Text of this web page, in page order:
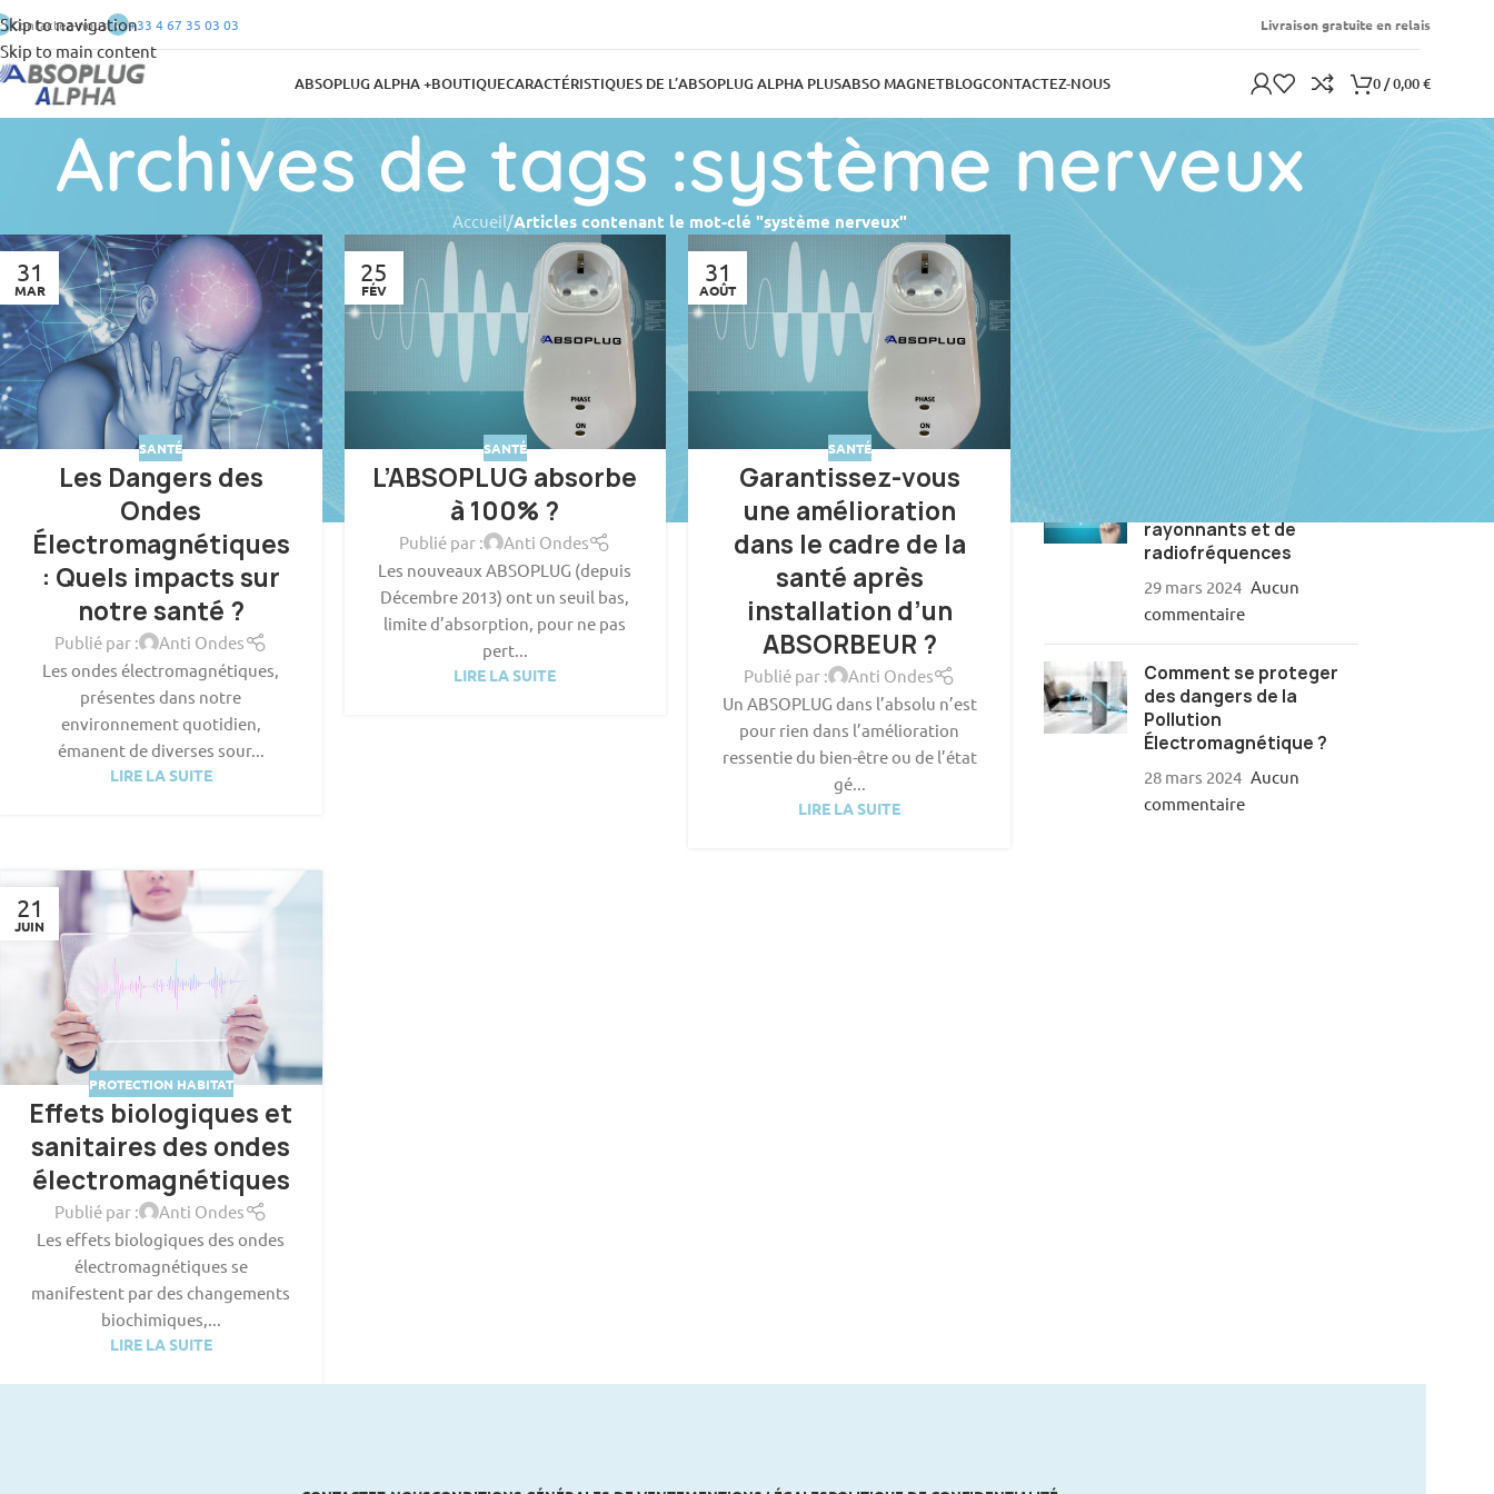
Skip to navigation
Skip to main content
Contactez-nous +33 4 67 35 03 03 Livraison gratuite en relais
ABSOPLUG ALPHA +BOUTIQUECARACTÉRISTIQUES DE L’ABSOPLUG ALPHA PLUSABSO MAGNETBLOGCONTACTEZ-NOUS 0 /0,00€
Archives de tags :système nerveux
Accueil/Articles contenant le mot-clé "système nerveux"
31
MAR
SANTÉ
Les Dangers des
Ondes
Électromagnétiques
: Quels impacts sur
notre santé ?
Publié par :
Anti Ondes
Les ondes électromagnétiques,
présentes dans notre
environnement quotidien,
émanent de diverses sour...
LIRE LA SUITE
25
FÉV
SANTÉ
L’ABSOPLUG absorbe
à 100% ?
Publié par :
Anti Ondes
Les nouveaux ABSOPLUG (depuis
Décembre 2013) ont un seuil bas,
limite d’absorption, pour ne pas
pert...
LIRE LA SUITE
31
AOÛT
SANTÉ
Garantissez-vous
une amélioration
dans le cadre de la
santé après
installation d’un
ABSORBEUR ?
Publié par :
Anti Ondes
Un ABSOPLUG dans l’absolu n’est
pour rien dans l’amélioration
ressentie du bien-être ou de l’état
gé...
LIRE LA SUITE
21
JUIN
PROTECTION HABITAT
Effets biologiques et
sanitaires des ondes
électromagnétiques
Publié par :
Anti Ondes
Les effets biologiques des ondes
électromagnétiques se
manifestent par des changements
biochimiques,...
LIRE LA SUITE
ARTICLES RÉCENTS
Les Dangers des Ondes
Électromagnétiques :
Quels impacts sur notre
santé ?
Aucun
Bien comprendre les
niveaux de courants
rayonnants et de
radiofréquences
29 mars 2024 Aucun
commentaire
Comment se proteger
des dangers de la
Pollution
Électromagnétique ?
28 mars 2024 Aucun
commentaire